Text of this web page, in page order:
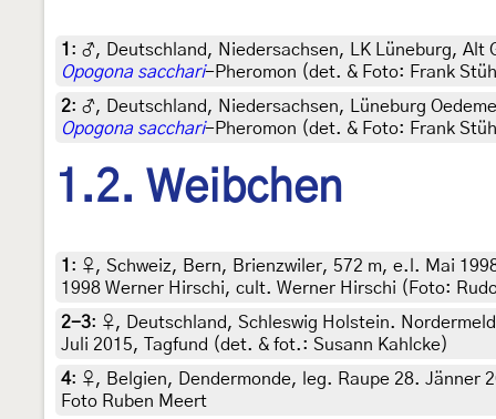
1 : ♂, Deutschland, Niedersachsen, LK Lüneburg, Alt
Opogona sacchari-Pheromon (det. & Foto: Frank
2: ♂, Deutschland, Niedersachsen, Lüneburg
Opogona sacchari-Pheromon (det. & Foto: Frank
1.2. Weibchen
1 : ♀, Schweiz, Bern, Brienzwiler, 572 m, e.l. Mai
1998 Werner Hirschi, cult. Werner Hirschi (Foto:
2-3: ♀, Deutschland, Schleswig Holstein.
Juli 2015, Tagfund (det. & fot.: Susann Kahlcke)
4: ♀, Belgien, Dendermonde, leg. Raupe 28. Jänner
Foto Ruben Meert